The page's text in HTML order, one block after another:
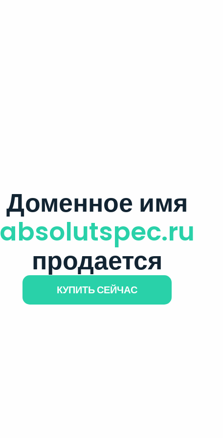
Доменное имя
absolutspec.ru
продается
КУПИТЬ СЕЙЧАС